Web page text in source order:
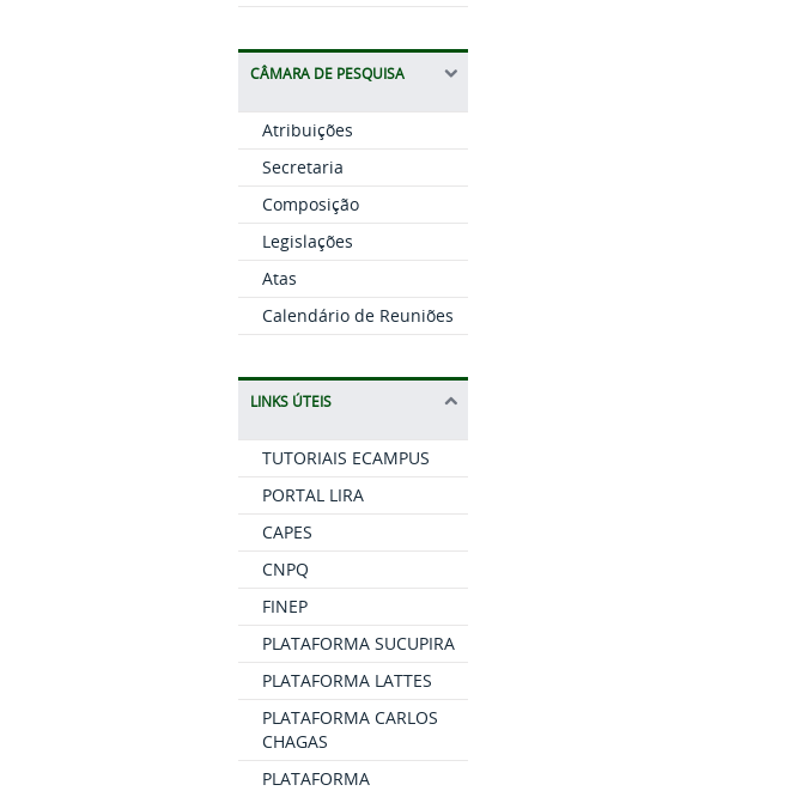
CÂMARA DE PESQUISA
Atribuições
Secretaria
Composição
Legislações
Atas
Calendário de Reuniões
LINKS ÚTEIS
TUTORIAIS ECAMPUS
PORTAL LIRA
CAPES
CNPQ
FINEP
PLATAFORMA SUCUPIRA
PLATAFORMA LATTES
PLATAFORMA CARLOS
CHAGAS
PLATAFORMA